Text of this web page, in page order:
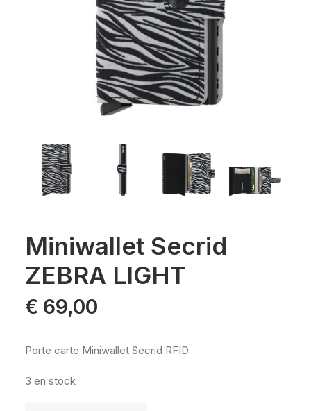
Miniwallet Secrid
ZEBRA LIGHT
€ 69,00
Porte carte Miniwallet Secrid RFID
3 en stock